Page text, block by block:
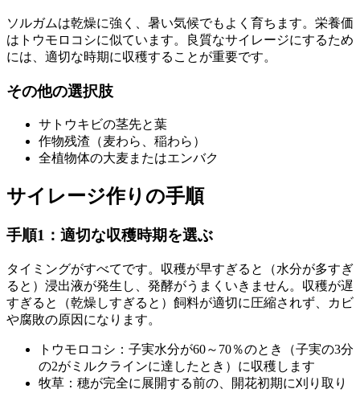
ソルガムは乾燥に強く、暑い気候でもよく育ちます。栄養価
はトウモロコシに似ています。良質なサイレージにするため
には、適切な時期に収穫することが重要です。
その他の選択肢
サトウキビの茎先と葉
作物残渣（麦わら、稲わら）
全植物体の大麦またはエンバク
サイレージ作りの手順
手順1：適切な収穫時期を選ぶ
タイミングがすべてです。収穫が早すぎると（水分が多すぎ
ると）浸出液が発生し、発酵がうまくいきません。収穫が遅
すぎると（乾燥しすぎると）飼料が適切に圧縮されず、カビ
や腐敗の原因になります。
トウモロコシ：子実水分が60～70％のとき（子実の3分
の2がミルクラインに達したとき）に収穫します
牧草：穂が完全に展開する前の、開花初期に刈り取り